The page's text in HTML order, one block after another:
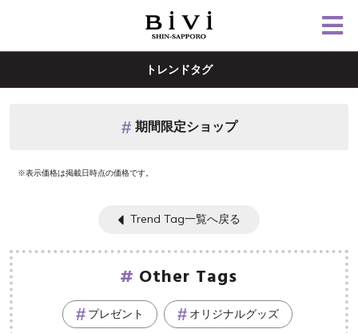
トレンドタグ
期間限定ショップ
※表示価格は掲載日時点の価格です。
Trend Tag一覧へ戻る
Other Tags
プレゼント オリジナルグッズ